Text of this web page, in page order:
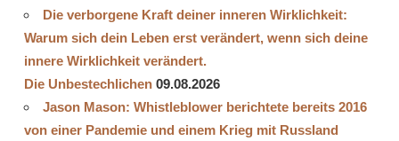
Die verborgene Kraft deiner inneren Wirklichkeit:
Warum sich dein Leben erst verändert, wenn sich deine
innere Wirklichkeit verändert.
Die Unbestechlichen 09.08.2026
Jason Mason: Whistleblower berichtete bereits 2016
von einer Pandemie und einem Krieg mit Russland